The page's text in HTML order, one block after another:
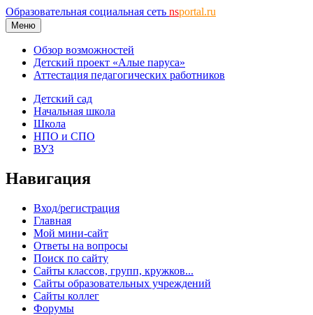
Образовательная социальная сеть nsportal.ru
Меню
Обзор возможностей
Детский проект «Алые паруса»
Аттестация педагогических работников
Детский сад
Начальная школа
Школа
НПО и СПО
ВУЗ
Навигация
Вход/регистрация
Главная
Мой мини-сайт
Ответы на вопросы
Поиск по сайту
Сайты классов, групп, кружков...
Сайты образовательных учреждений
Сайты коллег
Форумы